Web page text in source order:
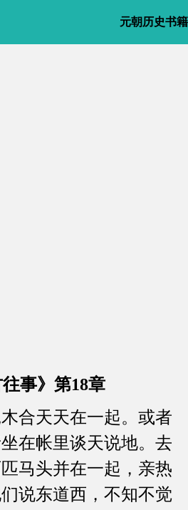
元朝历史书籍
往事》第18章
天天在一起。或者
在帐里谈天说地。去
马头并在一起，亲热
说东道西，不知不觉